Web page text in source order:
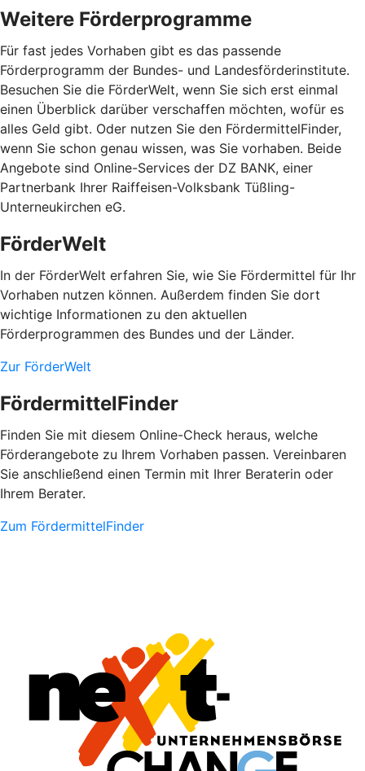
Weitere Förderprogramme
Für fast jedes Vorhaben gibt es das passende
Förderprogramm der Bundes- und Landesförderinstitute.
Besuchen Sie die FörderWelt, wenn Sie sich erst einmal
einen Überblick darüber verschaffen möchten, wofür es
alles Geld gibt. Oder nutzen Sie den FördermittelFinder,
wenn Sie schon genau wissen, was Sie vorhaben. Beide
Angebote sind Online-Services der DZ BANK, einer
Partnerbank Ihrer Raiffeisen-Volksbank Tüßling-
Unterneukirchen eG.
FörderWelt
In der FörderWelt erfahren Sie, wie Sie Fördermittel für Ihr
Vorhaben nutzen können. Außerdem finden Sie dort
wichtige Informationen zu den aktuellen
Förderprogrammen des Bundes und der Länder.
Zur FörderWelt
FördermittelFinder
Finden Sie mit diesem Online-Check heraus, welche
Förderangebote zu Ihrem Vorhaben passen. Vereinbaren
Sie anschließend einen Termin mit Ihrer Beraterin oder
Ihrem Berater.
Zum FördermittelFinder